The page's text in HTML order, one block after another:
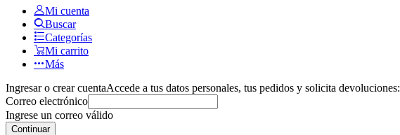
Mi cuenta
Buscar
Categorías
Mi carrito
Más
Ingresar o crear cuentaAccede a tus datos personales, tus pedidos y solicita devoluciones:
Correo electrónico
Ingrese un correo válido
Continuar